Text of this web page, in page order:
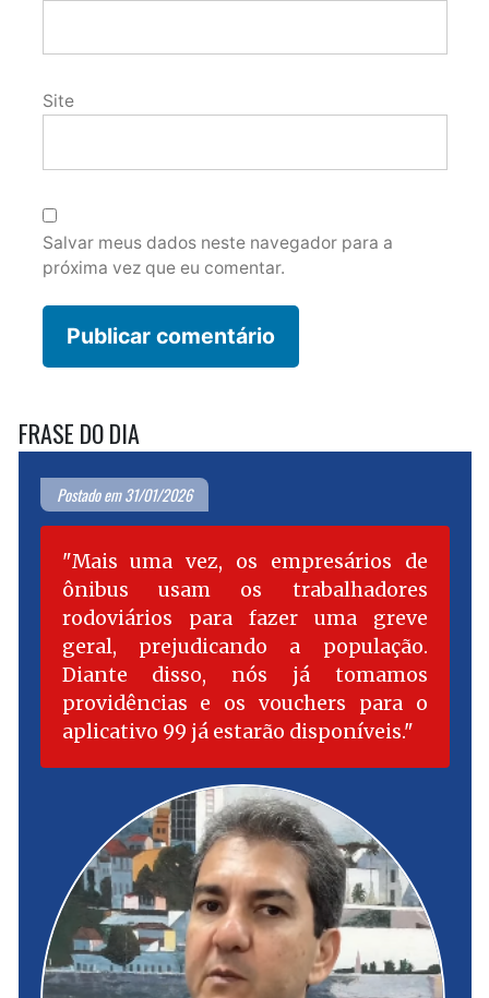
Site
Salvar meus dados neste navegador para a
próxima vez que eu comentar.
FRASE DO DIA
Postado em 31/01/2026
Mais uma vez, os empresários de
ônibus usam os trabalhadores
rodoviários para fazer uma greve
geral, prejudicando a população.
Diante disso, nós já tomamos
providências e os vouchers para o
aplicativo 99 já estarão disponíveis.